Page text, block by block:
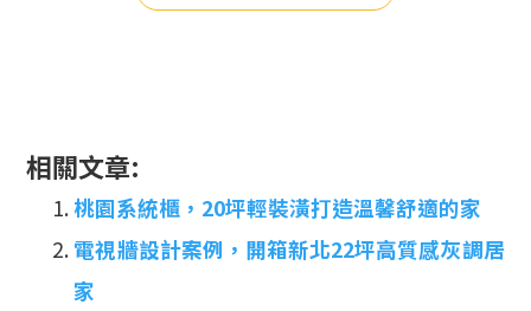
相關文章:
桃園系統櫃，20坪輕裝潢打造溫馨舒適的家
電視牆設計案例，開箱新北22坪高質感灰調居
家